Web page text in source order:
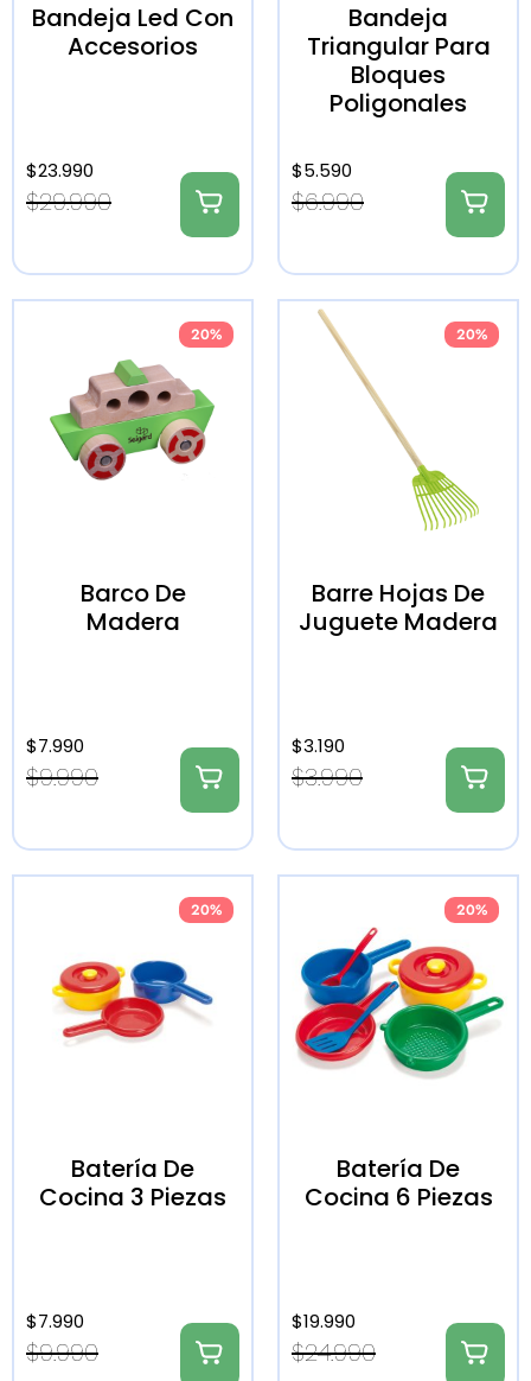
Bandeja Led Con
Accesorios
$29.990
$23.990
Bandeja
Triangular Para
Bloques
Poligonales
$6.990
$5.590
20%
Barco De
Madera
$9.990
$7.990
20%
Barre Hojas De
Juguete Madera
$3.990
$3.190
20%
Batería De
Cocina 3 Piezas
$9.990
$7.990
20%
Batería De
Cocina 6 Piezas
$24.990
$19.990